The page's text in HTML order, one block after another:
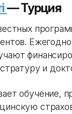
— Турция
и
обучение,